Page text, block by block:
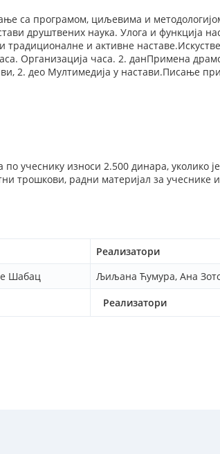
са програмом, циљевима и
друштвених наука. Улога и функција
традиционалне и активне
Организација часа. 2. данПримена
2. део Мултимедија у настави.Писање
учеснику износи 2.500 динара, уколико
трошкови, радни материјал за учеснике
Реализатори
Реализатори
Шабац Љиљана Ћумура, Ана